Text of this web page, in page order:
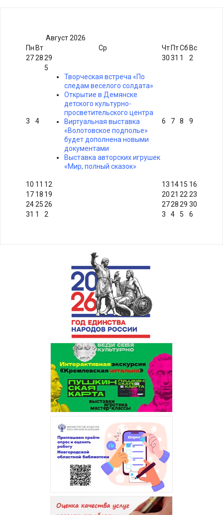
Август2026
Пн Вт Ср Чт ПтСб Вс
272829 3031 1 2
3 4
5
Творческая встреча «По
следам веселого солдата»
Открытие в Демянске
детского культурно-
просветительского центра
Виртуальная выставка
«Волотовское подполье»
будет дополнена новыми
документами
Выставка авторских игрушек
«Мир, полный сказок»
6 7 8 9
10 11 12 13 1415 16
17 18 19 2021 2223
242526 272829 30
31 1 2 3 4 5 6